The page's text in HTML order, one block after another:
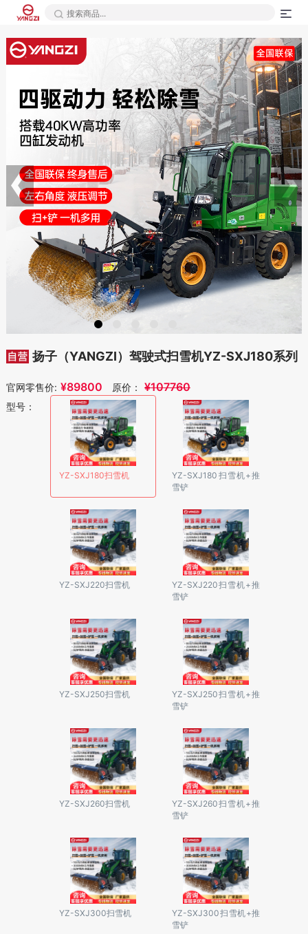
扬子（YANGZI）驾驶式扫雪机YZ-SXJ180系列
官网零售价: ¥89800 原价： ¥107760
型号：
YZ-SXJ180扫雪机
YZ-SXJ180扫雪机+推
雪铲
YZ-SXJ220扫雪机
YZ-SXJ220扫雪机+推
雪铲
YZ-SXJ250扫雪机
YZ-SXJ250扫雪机+推
雪铲
YZ-SXJ260扫雪机
YZ-SXJ260扫雪机+推
雪铲
YZ-SXJ300扫雪机
YZ-SXJ300扫雪机+推
雪铲